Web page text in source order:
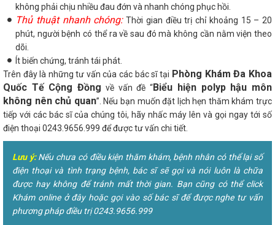
không phải chịu nhiều đau đớn và nhanh chóng phục hồi.
Thủ thuật nhanh chóng:Thời gian điều trị chỉ khoảng 15 – 20
phút, người bệnh có thể ra về sau đó mà không cần nằm viện theo
dõi.
Ít biến chứng, tránh tái phát.
Trên đây là những tư vấn của các bác sĩ tại Phòng Khám Đa Khoa
Quốc Tế Cộng Đồng về vấn đề “Biểu hiện polyp hậu môn
không nên chủ quan”. Nếu bạn muốn đặt lịch hẹn thăm khám trực
tiếp với các bác sĩ của chúng tôi, hãy nhấc máy lên và gọi ngay tới số
điện thoại 0243.9656.999 để được tư vấn chi tiết.
Lưu ý:Nếu chưa có điều kiện thăm khám, bệnh nhân có thể lại số
điện thoại và tình trạng bệnh, bác sĩ sẽ gọi và nói luôn là chữa
được hay không để tránh mất thời gian. Bạn cũng có thể click
Khám online ở đây hoặc gọi vào số bác sĩ để được nghe tư vấn
phương pháp điều trị 0243.9656.999